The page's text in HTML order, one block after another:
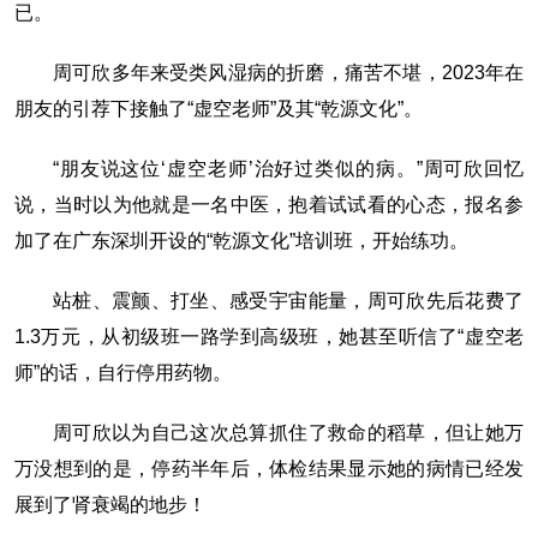
已。
周可欣多年来受类风湿病的折磨，痛苦不堪，2023年在
朋友的引荐下接触了“虚空老师”及其“乾源文化”。
“朋友说这位‘虚空老师’治好过类似的病。”周可欣回忆
说，当时以为他就是一名中医，抱着试试看的心态，报名参
加了在广东深圳开设的“乾源文化”培训班，开始练功。
站桩、震颤、打坐、感受宇宙能量，周可欣先后花费了
1.3万元，从初级班一路学到高级班，她甚至听信了“虚空老
师”的话，自行停用药物。
周可欣以为自己这次总算抓住了救命的稻草，但让她万
万没想到的是，停药半年后，体检结果显示她的病情已经发
展到了肾衰竭的地步！